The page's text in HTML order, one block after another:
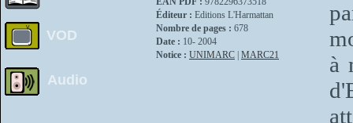
VOD
Audio
Éditeur : Editions L'Harmattan
Nombre de pages : 678
Date : 10- 2004
Notice : UNIMARC MARC21
à